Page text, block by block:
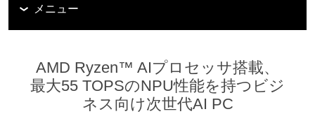
メニュー
AMD Ryzen™ AIプロセッサ搭載、
最大55 TOPSのNPU性能を持つビジ
ネス向け次世代AI PC